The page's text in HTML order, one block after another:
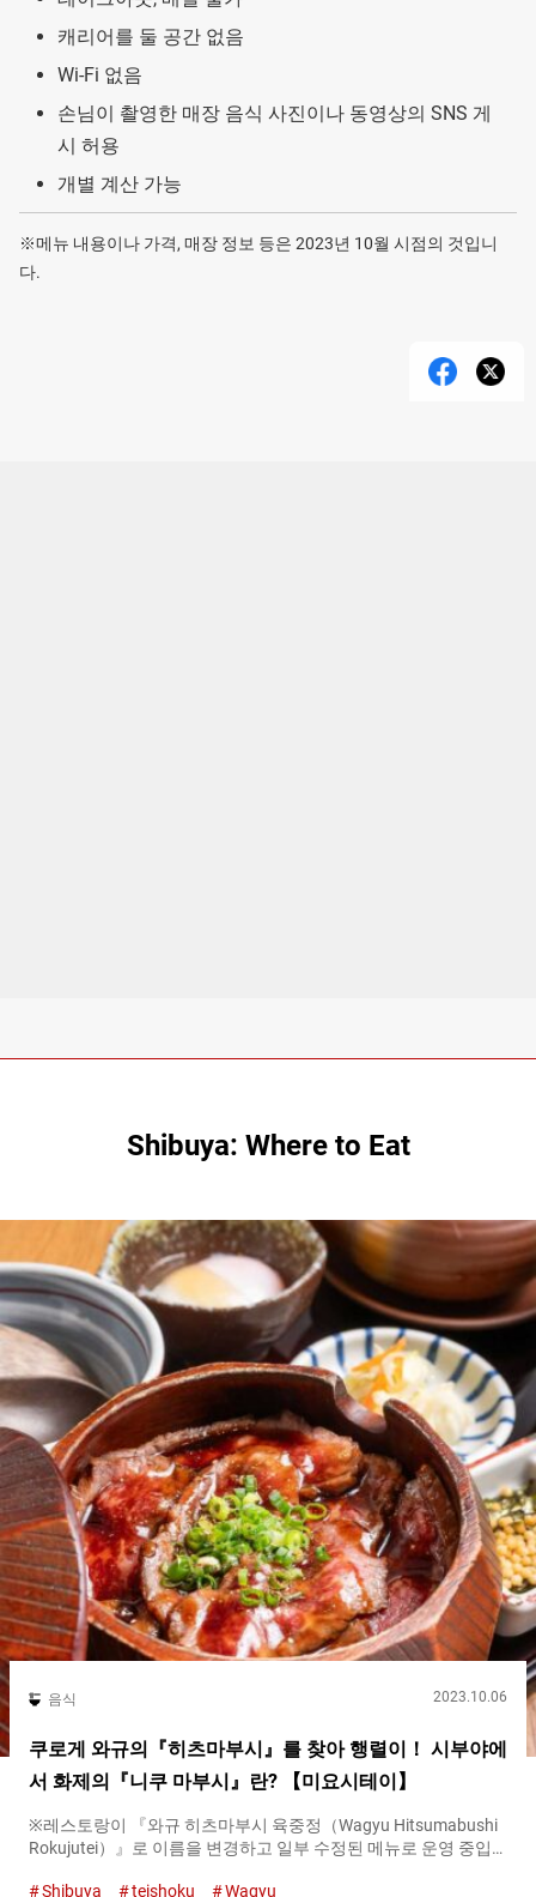
캐리어를 둘 공간 없음
Wi-Fi 없음
손님이 촬영한 매장 음식 사진이나 동영상의 SNS 게
시 허용
개별 계산 가능
※메뉴 내용이나 가격, 매장 정보 등은 2023년 10월 시점의 것입니
다.
Shibuya: Where to Eat
음식 2023.10.06
쿠로게 와규의『히츠마부시』를 찾아 행렬이！ 시부야에
서 화제의『니쿠 마부시』란? 【미요시테이】
※레스토랑이 『와규 히츠마부시 육중정（Wagyu Hitsumabushi
Rokujutei）』로 이름을 변경하고 일부 수정된 메뉴로 운영 중입
서도 인기 있는 식재료입니다. 고급의 이미지가 있는 와규를 부담
Shibuya teishoku Wagyu